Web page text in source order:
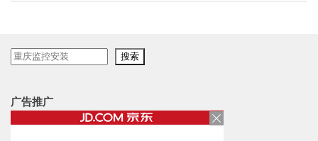
搜
搜索
广告推广